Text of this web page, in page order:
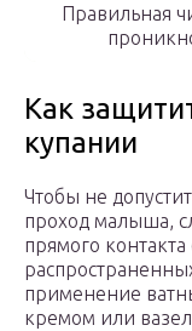
Правильная
Как
купании
Чтобы не
проход малыша,
прямого
применение
кремом или